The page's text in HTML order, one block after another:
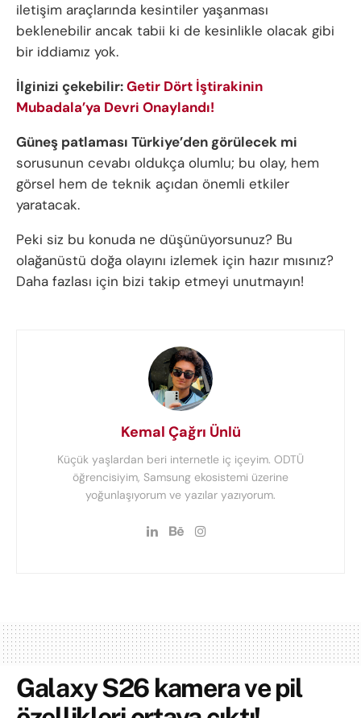
iletişim araçlarında kesintiler yaşanması
beklenebilir ancak tabii ki de kesinlikle olacak gibi
bir iddiamız yok.
İlginizi çekebilir:Getir Dört İştirakinin
Mubadala’ya Devri Onaylandı!
Güneş patlaması Türkiye’den görülecek mi
sorusunun cevabı oldukça olumlu; bu olay, hem
görsel hem de teknik açıdan önemli etkiler
yaratacak.
Peki siz bu konuda ne düşünüyorsunuz? Bu
olağanüstü doğa olayını izlemek için hazır mısınız?
Daha fazlası için bizi takip etmeyi unutmayın!
Kemal Çağrı Ünlü
Küçük yaşlardan beri internetle iç içeyim. ODTÜ
öğrencisiyim, Samsung ekosistemi üzerine
yoğunlaşıyorum ve yazılar yazıyorum.
Galaxy S26 kamera ve pil